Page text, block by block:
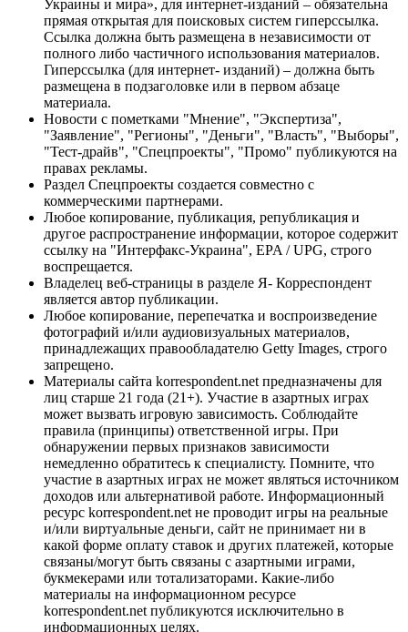
Украины и мира», для интернет-изданий – обязательна
прямая открытая для поисковых систем гиперссылка.
Ссылка должна быть размещена в независимости от
полного либо частичного использования материалов.
Гиперссылка (для интернет- изданий) – должна быть
размещена в подзаголовке или в первом абзаце
материала.
Новости с пометками "Мнение", "Экспертиза",
"Заявление", "Регионы", "Деньги", "Власть", "Выборы",
"Тест-драйв", "Спецпроекты", "Промо" публикуются на
правах рекламы.
Раздел Спецпроекты создается совместно с
коммерческими партнерами.
Любое копирование, публикация, републикация и
другое распространение информации, которое содержит
ссылку на "Интерфакс-Украина", EPA / UPG, строго
воспрещается.
Владелец веб-страницы в разделе Я- Корреспондент
является автор публикации.
Любое копирование, перепечатка и воспроизведение
фотографий и/или аудиовизуальных материалов,
принадлежащих правообладателю Getty Images, строго
запрещено.
Материалы сайта korrespondent.net предназначены для
лиц старше 21 года (21+). Участие в азартных играх
может вызвать игровую зависимость. Соблюдайте
правила (принципы) ответственной игры. При
обнаружении первых признаков зависимости
немедленно обратитесь к специалисту. Помните, что
участие в азартных играх не может являться источником
доходов или альтернативой работе. Информационный
ресурс korrespondent.net не проводит игры на реальные
и/или виртуальные деньги, сайт не принимает ни в
какой форме оплату ставок и других платежей, которые
связаны/могут быть связаны с азартными играми,
букмекерами или тотализаторами. Какие-либо
материалы на информационном ресурсе
korrespondent.net публикуются исключительно в
информационных целях.